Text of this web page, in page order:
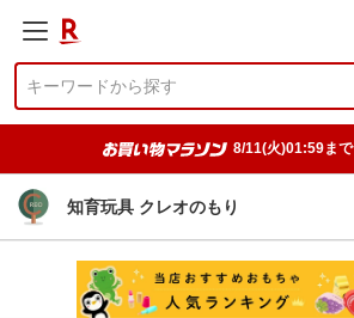
8/11(火)01:59まで
知育玩具 クレオのもり